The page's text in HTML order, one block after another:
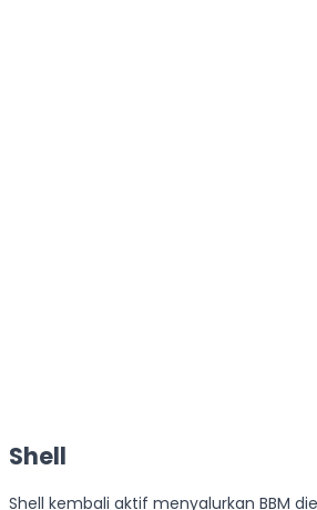
Shell
Shell kembali aktif menyalurkan BBM